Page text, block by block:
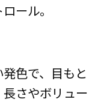
ール。
色で、目もと
さやボリュー